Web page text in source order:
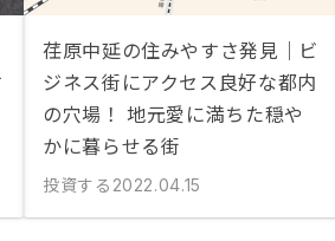
荏原中延の住みやすさ発見｜ビ
ジネス街にアクセス良好な都内
の穴場！ 地元愛に満ちた穏や
かに暮らせる街
投資する 2022.04.15